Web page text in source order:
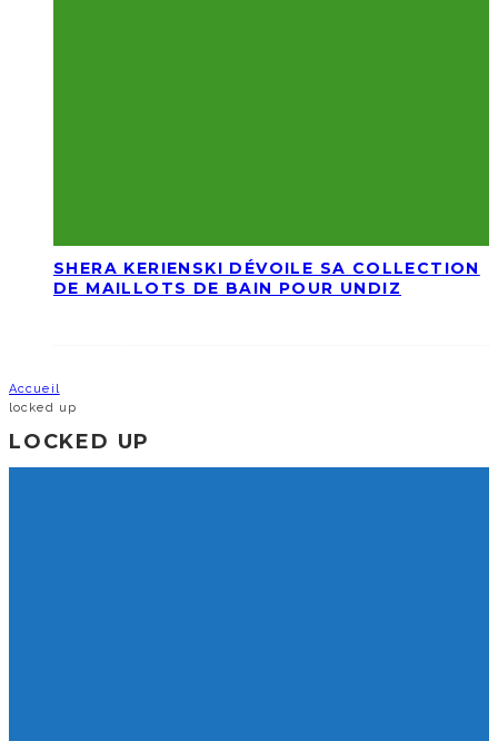
SHERA KERIENSKI DÉVOILE SA COLLECTION
DE MAILLOTS DE BAIN POUR UNDIZ
Accueil
locked up
LOCKED UP